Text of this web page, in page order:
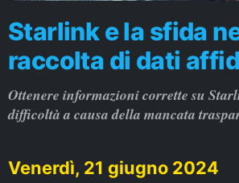
Starlink e la sfida
raccolta di dati
Ottenere informazioni corrette su
difficoltà a causa della mancata
Venerdì, 21 giugno 2024